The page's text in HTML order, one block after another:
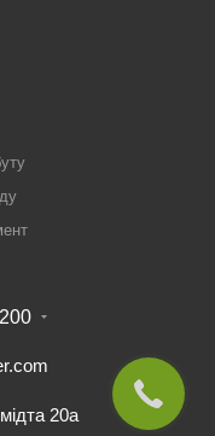
20а